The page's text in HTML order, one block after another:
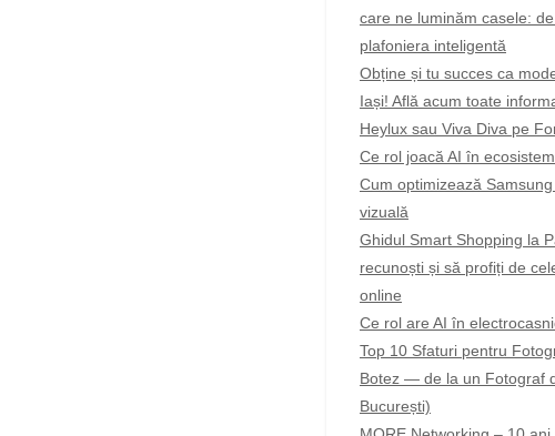
care ne luminăm casele:
plafoniera inteligentă
Obține și tu succes ca
Iași! Află acum toate
Heylux sau Viva Diva pe
Ce rol joacă AI în
Cum optimizează
vizuală
Ghidul Smart Shopping la
recunoști și să profiți de
online
Ce rol are AI în
Top 10 Sfaturi pentru
Botez — de la un Fotograf
București)